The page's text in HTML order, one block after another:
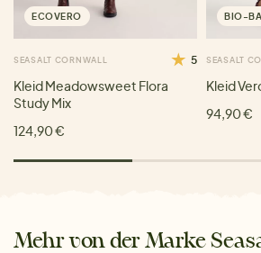
ECOVERO
SEASALT CORNWALL 5
Kleid Meadowsweet Flora
Study Mix
124,90 €
BIO-
SEASALT
Kleid
94,90 €
Mehr von der Marke